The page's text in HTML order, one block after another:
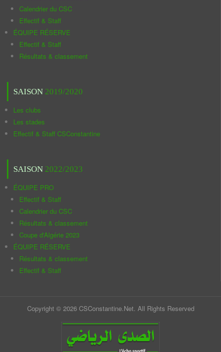
Calendrier du CSC
Effectif & Staff
ÉQUIPE RÉSERVE
Effectif & Staff
Résultats & classement
SAISON 2019/2020
Les clubs
Les stades
Effectif & Staff CSConstantine
SAISON 2022/2023
ÉQUIPE PRO
Effectif & Staff
Calendrier du CSC
Résultats & classement
Coupe d'Algérie 2023
ÉQUIPE RÉSERVE
Résultats & classement
Effectif & Staff
Copyright © 2026 CSConstantine.Net. All Rights Reserved